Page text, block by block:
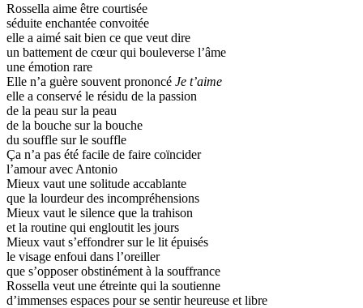
Rossella aime être courtisée
séduite enchantée convoitée
elle a aimé sait bien ce que veut dire
un battement de cœur qui bouleverse l’âme
une émotion rare
Elle n’a guère souvent prononcé Je t’aime
elle a conservé le résidu de la passion
de la peau sur la peau
de la bouche sur la bouche
du souffle sur le souffle
Ça n’a pas été facile de faire coïncider
l’amour avec Antonio
Mieux vaut une solitude accablante
que la lourdeur des incompréhensions
Mieux vaut le silence que la trahison
et la routine qui engloutit les jours
Mieux vaut s’effondrer sur le lit épuisés
le visage enfoui dans l’oreiller
que s’opposer obstinément à la souffrance
Rossella veut une étreinte qui la soutienne
d’immenses espaces pour se sentir heureuse et libre